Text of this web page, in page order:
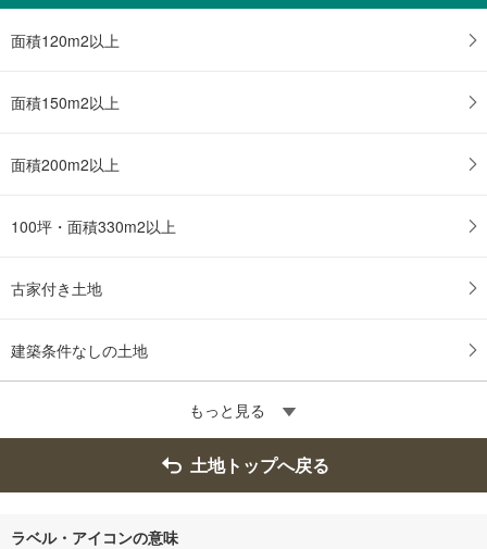
る
面積120m2以上
面積150m2以上
面積200m2以上
100坪・面積330m2以上
古家付き土地
建築条件なしの土地
もっと見る
土地トップへ戻る
ラベル・アイコンの意味